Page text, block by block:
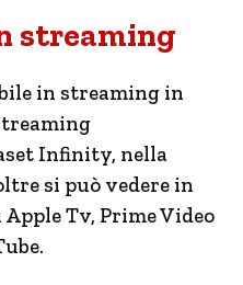
streaming
in streaming in
Infinity, nella
si può vedere in
Tv, Prime Video